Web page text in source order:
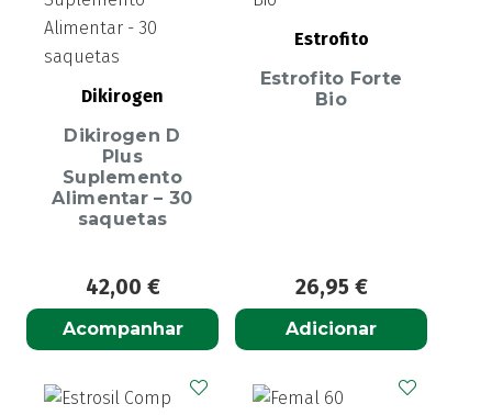
Dikirogen
Dikirogen D
Plus
Suplemento
Alimentar – 30
saquetas
42,00 €
Acompanhar
Estrofito
Estrofito Forte
Bio
26,95 €
Adicionar